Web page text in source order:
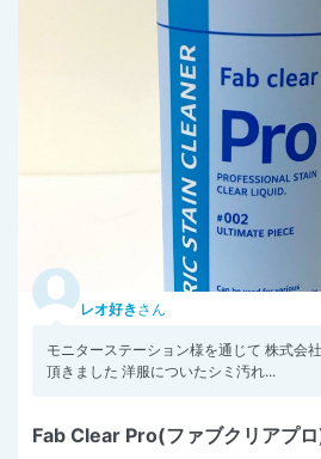
レオ好き さん
モニターステーション様を通じて 株式会
頂きました 洋服についたシミ汚れ...
Fab Clear Pro(ファブクリアプ